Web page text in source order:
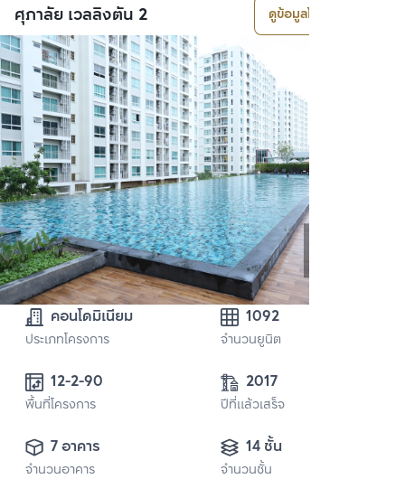
ศุภาลัย เวลลิงตัน 2 ดูข้อมูลโครงการ
คอนโดมิเนียม
ประเภทโครงการ
1092
จำนวนยูนิต
12-2-90
พื้นที่โครงการ
2017
ปีที่แล้วเสร็จ
7 อาคาร
จำนวนอาคาร
14 ชั้น
จำนวนชั้น